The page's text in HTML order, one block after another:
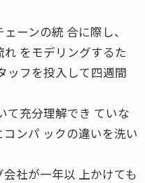
ーンの統 合に際し、
をモデリングするた
ッフを投入して四週間
て充分理解でき ていな
ンパ ックの違いを洗い
社が一年以 上かけても